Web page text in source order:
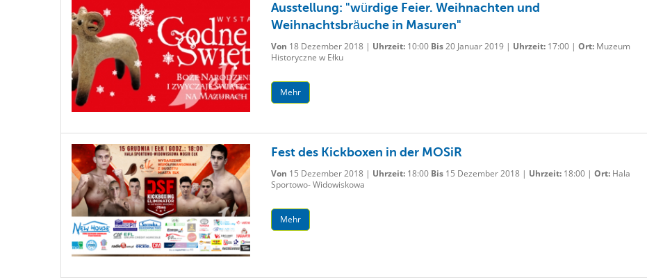
Ausstellung: "würdige Feier. Weihnachten und
Weihnachtsbräuche in Masuren"
Von 18 Dezember 2018 | Uhrzeit:10:00 Bis20 Januar 2019 | Uhrzeit:17:00 | Ort:Muzeum
Historyczne w Ełku
Mehr
Fest des Kickboxen in der MOSiR
Von 15 Dezember 2018 | Uhrzeit:18:00 Bis15 Dezember 2018 | Uhrzeit:18:00 | Ort:Hala
Sportowo- Widowiskowa
Mehr